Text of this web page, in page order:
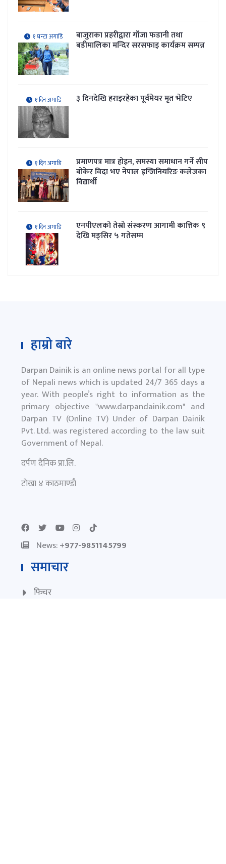
१ घन्टा अगाडि बाजुराका प्रहरीद्वारा गाँजा फडानी तथा
बडीमालिका मन्दिर सरसफाइ कार्यक्रम सम्पन्न
१ दिन अगाडि ३ दिनदेखि हराइरहेका पूर्वमेयर मृत भेटिए
१ दिन अगाडि प्रमाणपत्र मात्र होइन, समस्या समाधान गर्ने सीप
बोकेर विदा भए नेपाल इन्जिनियरिङ कलेजका
विद्यार्थी
१ दिन अगाडि एनपीएलको तेस्रो संस्करण आगामी कात्तिक ९
देखि मङ्सिर ५ गतेसम्म
हाम्रो बारे
Darpan Dainik is an online news portal for all type
of Nepali news which is updated 24/7 365 days a
year. With people’s right to information as the
primary objective "www.darpandainik.com" and
Darpan TV (Online TV) Under of Darpan Dainik
Pvt. Ltd. was registered according to the law suit
Government of Nepal.
दर्पण दैनिक प्रा.लि.
टाेखा ४ काठमाण्डाै
News:+977-9851145799
समाचार
फिचर